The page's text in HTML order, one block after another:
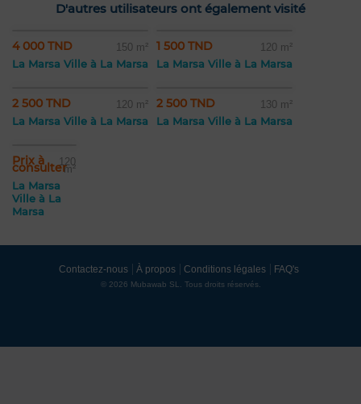
D'autres utilisateurs ont également visité
4 000 TND 150 m²
La Marsa Ville à La Marsa
1 500 TND 120 m²
La Marsa Ville à La Marsa
2 500 TND 120 m²
La Marsa Ville à La Marsa
2 500 TND 130 m²
La Marsa Ville à La Marsa
Prix à
consulter120
m²
La Marsa
Ville à La
Marsa
Contactez-nous À propos Conditions légales FAQ's
© 2026 Mubawab SL. Tous droits réservés.